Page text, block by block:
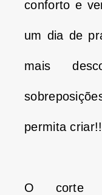
conforto e
um dia de
mais
permita criar!!
O corte